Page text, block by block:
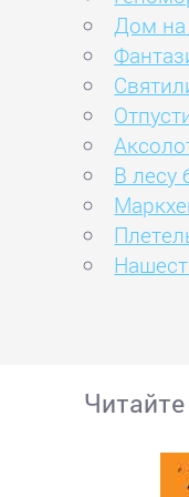
Дом на
В лесу